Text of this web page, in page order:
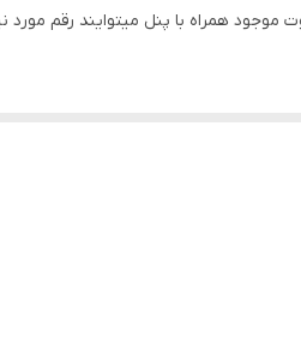
همراه با پنل میتوایند رقم مورد